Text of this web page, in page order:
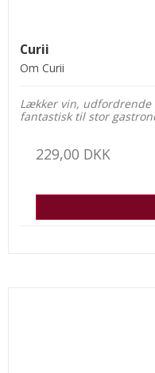
Curii
Om Curii
Lækker vin,
fantastisk til stor
229,00 DKK